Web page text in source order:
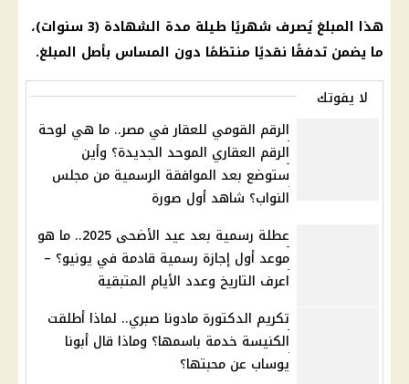
هذا المبلغ يُصرف شهريًا طيلة مدة الشهادة (3 سنوات)،
ما يضمن تدفقًا نقديًا منتظمًا دون المساس بأصل المبلغ.
لا يفوتك
الرقم القومي للعقار في مصر.. ما هي لوحة
الرقم العقاري الموحد الجديدة؟ وأين
ستوضع بعد الموافقة الرسمية من مجلس
النواب؟ شاهد أول صورة
عطلة رسمية بعد عيد الأضحى 2025.. ما هو
موعد أول إجازة رسمية قادمة في يونيو؟ –
اعرف التاريخ وعدد الأيام المتبقية
تكريم الدكتورة مادونا صبري.. لماذا أطلقت
الكنيسة خدمة باسمها؟ وماذا قال أبونا
يوساب عن محبتها؟